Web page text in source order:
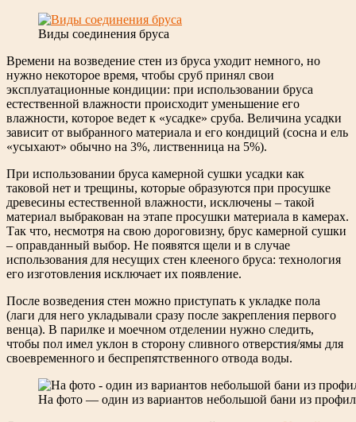
Виды соединения бруса
Времени на возведение стен из бруса уходит немного, но
нужно некоторое время, чтобы сруб принял свои
эксплуатационные кондиции: при использовании бруса
естественной влажности происходит уменьшение его
влажности, которое ведет к «усадке» сруба. Величина усадки
зависит от выбранного материала и его кондиций (сосна и ель
«усыхают» обычно на 3%, лиственница на 5%).
При использовании бруса камерной сушки усадки как
таковой нет и трещины, которые образуются при просушке
древесины естественной влажности, исключены – такой
материал выбракован на этапе просушки материала в камерах.
Так что, несмотря на свою дороговизну, брус камерной сушки
– оправданный выбор. Не появятся щели и в случае
использования для несущих стен клееного бруса: технология
его изготовления исключает их появление.
После возведения стен можно приступать к укладке пола
(лаги для него укладывали сразу после закрепления первого
венца). В парилке и моечном отделении нужно следить,
чтобы пол имел уклон в сторону сливного отверстия/ямы для
своевременного и беспрепятственного отвода воды.
На фото — один из вариантов небольшой бани из